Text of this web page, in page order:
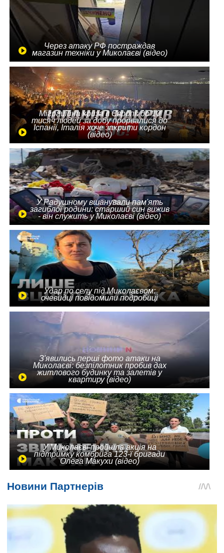
Через атаку РФ постраждав
магазин техніки у Миколаєві (відео)
Міграційна криза в Європі: до 10
тисяч людей за добу прорвалися до
Іспанії, Італія хоче закрити кордон
(відео)
У Радушному вшанували пам'ять
загиблої родини: старший син вижив
- він служить у Миколаєві (відео)
Удар по селу під Миколаєвом:
очевидці повідомили подробиці
З'явились перші фото атаки на
Миколаєві: безпілотник пробив дах
житлового будинку та залетів у
квартиру (відео)
У Миколаєві пройшла акція на
підтримку комбрига 123-ї бригади
Олега Макухи (відео)